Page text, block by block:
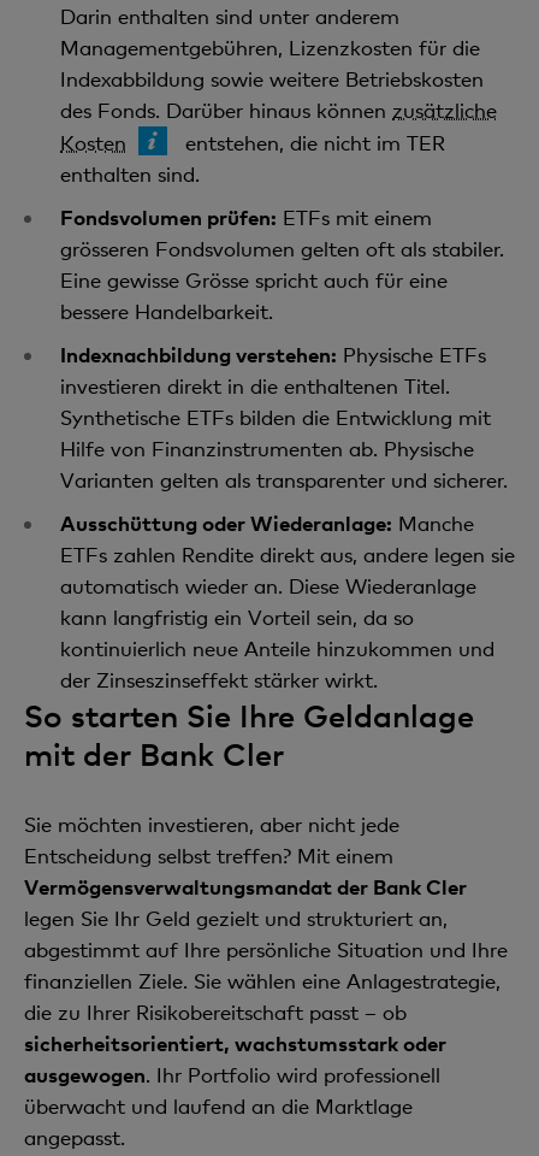
Darin enthalten sind unter anderem
Managementgebühren, Lizenzkosten für die
Indexabbildung sowie weitere Betriebskosten
des Fonds. Darüber hinaus können zusätzliche
Kosten
entstehen, die nicht im TER
enthalten sind.
Fondsvolumen prüfen: ETFs mit einem
grösseren Fondsvolumen gelten oft als stabiler.
Eine gewisse Grösse spricht auch für eine
bessere Handelbarkeit.
Indexnachbildung verstehen: Physische ETFs
investieren direkt in die enthaltenen Titel.
Synthetische ETFs bilden die Entwicklung mit
Hilfe von Finanzinstrumenten ab. Physische
Varianten gelten als transparenter und sicherer.
Ausschüttung oder Wiederanlage: Manche
ETFs zahlen Rendite direkt aus, andere legen sie
automatisch wieder an. Diese Wiederanlage
kann langfristig ein Vorteil sein, da so
kontinuierlich neue Anteile hinzukommen und
der Zinseszinseffekt stärker wirkt.
So starten Sie Ihre Geldanlage
mit der Bank Cler
Sie möchten investieren, aber nicht jede
Entscheidung selbst treffen? Mit einem
Vermögensverwaltungsmandat der Bank Cler
legen Sie Ihr Geld gezielt und strukturiert an,
abgestimmt auf Ihre persönliche Situation und Ihre
finanziellen Ziele. Sie wählen eine Anlagestrategie,
die zu Ihrer Risikobereitschaft passt – ob
sicherheitsorientiert, wachstumsstark oder
ausgewogen. Ihr Portfolio wird professionell
überwacht und laufend an die Marktlage
angepasst.